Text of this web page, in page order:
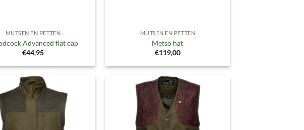
MUTSEN EN PETTEN
Advanced flat cap
€44,95
MUTSEN EN PETTEN
Metso hat
€119,00
Toevoegen
verlanglijst
Toevoegen
verlanglijst